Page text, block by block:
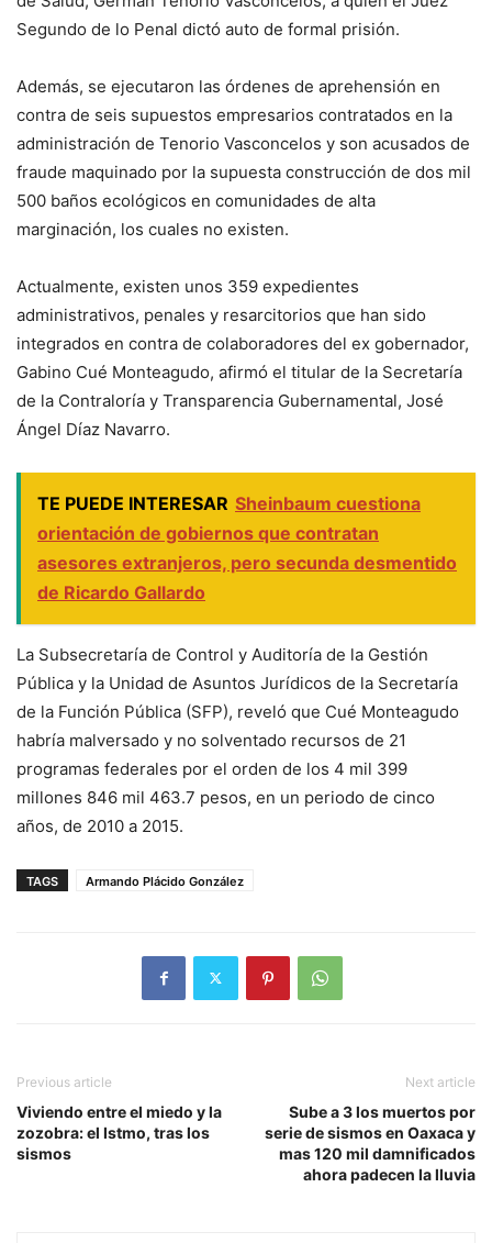
Segundo de lo Penal dictó auto de formal prisión.
Además, se ejecutaron las órdenes de aprehensión en
contra de seis supuestos empresarios contratados en la
administración de Tenorio Vasconcelos y son acusados de
fraude maquinado por la supuesta construcción de dos mil
500 baños ecológicos en comunidades de alta
marginación, los cuales no existen.
Actualmente, existen unos 359 expedientes
administrativos, penales y resarcitorios que han sido
integrados en contra de colaboradores del ex gobernador,
Gabino Cué Monteagudo, afirmó el titular de la Secretaría
de la Contraloría y Transparencia Gubernamental, José
Ángel Díaz Navarro.
TE PUEDE INTERESAR Sheinbaum cuestiona
orientación de gobiernos que contratan
asesores extranjeros, pero secunda desmentido
de Ricardo Gallardo
La Subsecretaría de Control y Auditoría de la Gestión
Pública y la Unidad de Asuntos Jurídicos de la Secretaría
de la Función Pública (SFP), reveló que Cué Monteagudo
habría malversado y no solventado recursos de 21
programas federales por el orden de los 4 mil 399
millones 846 mil 463.7 pesos, en un periodo de cinco
años, de 2010 a 2015.
TAGS Armando Plácido González
Previous article
Viviendo entre el miedo y la
zozobra: el Istmo, tras los
sismos
Next article
Sube a 3 los muertos por
serie de sismos en Oaxaca y
mas 120 mil damnificados
ahora padecen la lluvia